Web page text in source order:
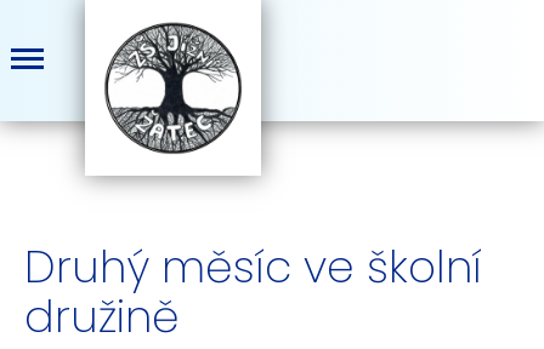
Druhý měsíc ve školní
družině